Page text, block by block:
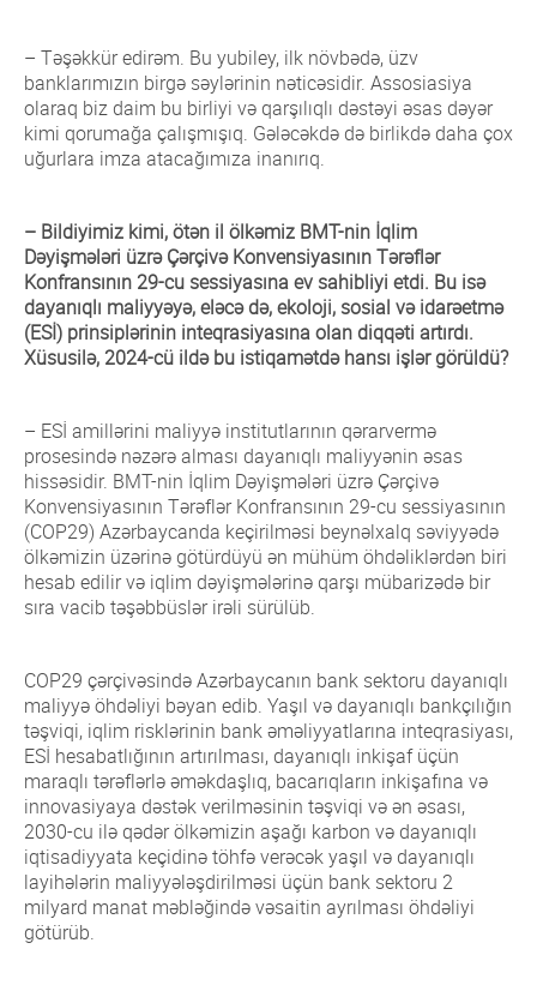
– Təşəkkür edirəm. Bu yubiley, ilk növbədə, üzv
banklarımızın birgə səylərinin nəticəsidir. Assosiasiya
olaraq biz daim bu birliyi və qarşılıqlı dəstəyi əsas dəyər
kimi qorumağa çalışmışıq. Gələcəkdə də birlikdə daha çox
uğurlara imza atacağımıza inanırıq.
– Bildiyimiz kimi, ötən il ölkəmiz BMT-nin İqlim
Dəyişmələri üzrə Çərçivə Konvensiyasının Tərəflər
Konfransının 29-cu sessiyasına ev sahibliyi etdi. Bu isə
dayanıqlı maliyyəyə, eləcə də, ekoloji, sosial və idarəetmə
(ESİ) prinsiplərinin inteqrasiyasına olan diqqəti artırdı.
Xüsusilə, 2024-cü ildə bu istiqamətdə hansı işlər görüldü?
– ESİ amillərini maliyyə institutlarının qərarvermə
prosesində nəzərə alması dayanıqlı maliyyənin əsas
hissəsidir. BMT-nin İqlim Dəyişmələri üzrə Çərçivə
Konvensiyasının Tərəflər Konfransının 29-cu sessiyasının
(COP29) Azərbaycanda keçirilməsi beynəlxalq səviyyədə
ölkəmizin üzərinə götürdüyü ən mühüm öhdəliklərdən biri
hesab edilir və iqlim dəyişmələrinə qarşı mübarizədə bir
sıra vacib təşəbbüslər irəli sürülüb.
COP29 çərçivəsində Azərbaycanın bank sektoru dayanıqlı
maliyyə öhdəliyi bəyan edib. Yaşıl və dayanıqlı bankçılığın
təşviqi, iqlim risklərinin bank əməliyyatlarına inteqrasiyası,
ESİ hesabatlığının artırılması, dayanıqlı inkişaf üçün
maraqlı tərəflərlə əməkdaşlıq, bacarıqların inkişafına və
innovasiyaya dəstək verilməsinin təşviqi və ən əsası,
2030-cu ilə qədər ölkəmizin aşağı karbon və dayanıqlı
iqtisadiyyata keçidinə töhfə verəcək yaşıl və dayanıqlı
layihələrin maliyyələşdirilməsi üçün bank sektoru 2
milyard manat məbləğində vəsaitin ayrılması öhdəliyi
götürüb.
Ümumi məlumat
Qrupun üzvləri
Pərakəndə bankçılıq və kredit sığortası məhsulları
Ekspert Qrupu
Ümumi məlumat
Qrupun üzvləri
Rəqəmsal ödənişlər sahəsində fırıldaqçılıq
əməliyyatlarına qarşı mübarizə
Ümumi məlumat
Qrupun üzvləri
ESİ və Dayanıqlı bankçılıq
Data və Süni intellekt üzrə Ekspert Qrupu